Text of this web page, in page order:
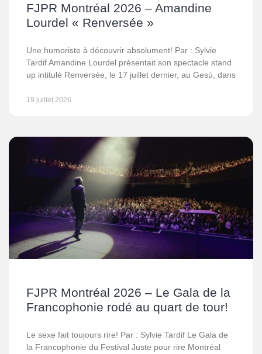
FJPR Montréal 2026 – Amandine
Lourdel « Renversée »
Une humoriste à découvrir absolument! Par : Sylvie
Tardif Amandine Lourdel présentait son spectacle stand
up intitulé Renversée, le 17 juillet dernier, au Gesù, dans
19 juillet 2026
FJPR Montréal 2026 – Le Gala de la
Francophonie rodé au quart de tour!
Le sexe fait toujours rire! Par : Sylvie Tardif Le Gala de
la Francophonie du Festival Juste pour rire Montréal